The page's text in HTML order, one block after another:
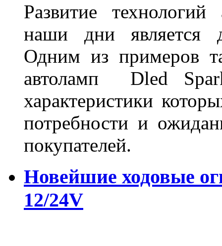
Развитие
наши дни является
Одним из примеров
автоламп Dled
характеристики
потребности и
покупателей.
Новейшие ходовые
12/24V